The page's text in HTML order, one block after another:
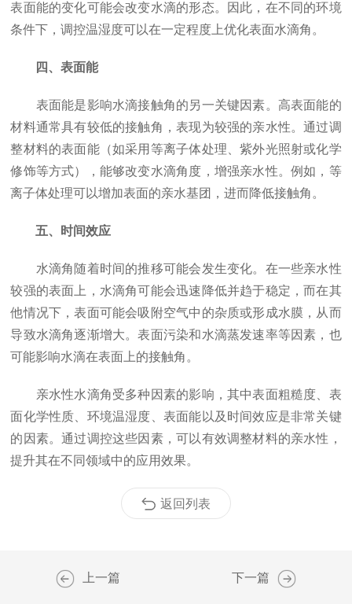
表面能的变化可能会改变水滴的形态。因此，在不同的环境
条件下，调控温湿度可以在一定程度上优化表面水滴角。
四、表面能
表面能是影响水滴接触角的另一关键因素。高表面能的
材料通常具有较低的接触角，表现为较强的亲水性。通过调
整材料的表面能（如采用等离子体处理、紫外光照射或化学
修饰等方式），能够改变水滴角度，增强亲水性。例如，等
离子体处理可以增加表面的亲水基团，进而降低接触角。
五、时间效应
水滴角随着时间的推移可能会发生变化。在一些亲水性
较强的表面上，水滴角可能会迅速降低并趋于稳定，而在其
他情况下，表面可能会吸附空气中的杂质或形成水膜，从而
导致水滴角逐渐增大。表面污染和水滴蒸发速率等因素，也
可能影响水滴在表面上的接触角。
亲水性水滴角受多种因素的影响，其中表面粗糙度、表
面化学性质、环境温湿度、表面能以及时间效应是非常关键
的因素。通过调控这些因素，可以有效调整材料的亲水性，
提升其在不同领域中的应用效果。
返回列表
上一篇 下一篇